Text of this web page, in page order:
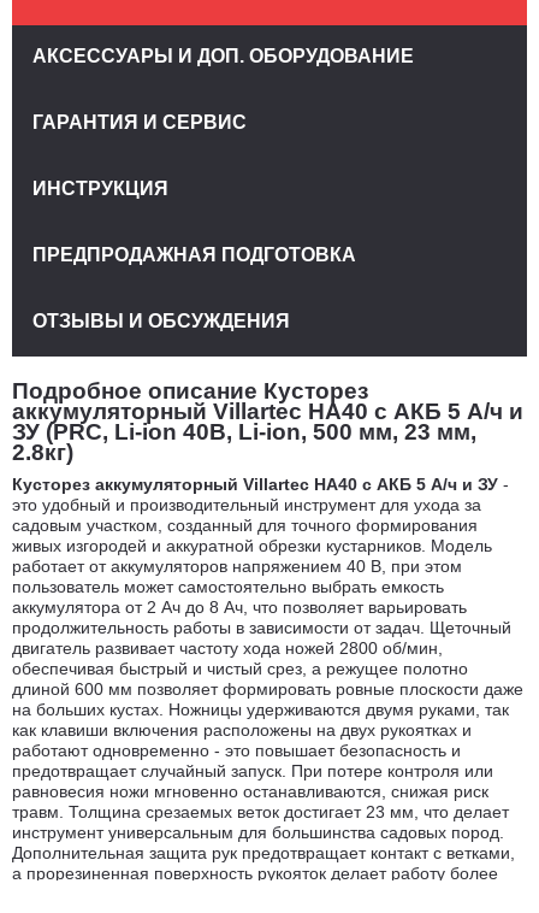
Подробное описание Кусторез
аккумуляторный Villartec HA40 с АКБ 5 А/ч и
ЗУ (PRC, Li-ion 40В, Li-ion, 500 мм, 23 мм,
2.8кг)
Кусторез аккумуляторный Villartec HA40 с АКБ 5 А/ч и ЗУ -
это удобный и производительный инструмент для ухода за
садовым участком, созданный для точного формирования
живых изгородей и аккуратной обрезки кустарников. Модель
работает от аккумуляторов напряжением 40 В, при этом
пользователь может самостоятельно выбрать емкость
аккумулятора от 2 Ач до 8 Ач, что позволяет варьировать
продолжительность работы в зависимости от задач. Щеточный
двигатель развивает частоту хода ножей 2800 об/мин,
обеспечивая быстрый и чистый срез, а режущее полотно
длиной 600 мм позволяет формировать ровные плоскости даже
на больших кустах. Ножницы удерживаются двумя руками, так
как клавиши включения расположены на двух рукоятках и
работают одновременно - это повышает безопасность и
предотвращает случайный запуск. При потере контроля или
равновесия ножи мгновенно останавливаются, снижая риск
травм. Толщина срезаемых веток достигает 23 мм, что делает
инструмент универсальным для большинства садовых пород.
Дополнительная защита рук предотвращает контакт с ветками,
а прорезиненная поверхность рукояток делает работу более
АКСЕССУАРЫ И ДОП. ОБОРУДОВАНИЕ
ГАРАНТИЯ И СЕРВИС
ИНСТРУКЦИЯ
ПРЕДПРОДАЖНАЯ ПОДГОТОВКА
ОТЗЫВЫ И ОБСУЖДЕНИЯ